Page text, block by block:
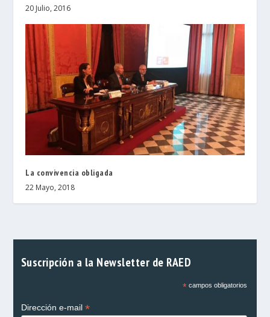
20 Julio, 2016
La convivencia obligada
22 Mayo, 2018
Suscripción a la Newsletter de RAED
*campos obligatorios
Dirección e-mail *